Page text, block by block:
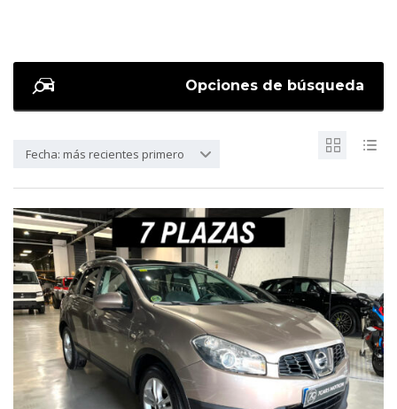
Opciones de búsqueda
Fecha: más recientes primero